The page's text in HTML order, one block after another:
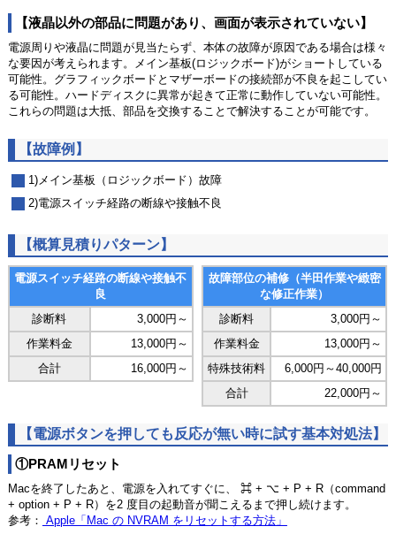
【液晶以外の部品に問題があり、画面が表示されていない】
電源周りや液晶に問題が見当たらず、本体の故障が原因である場合は様々
な要因が考えられます。メイン基板(ロジックボード)がショートしている
可能性。グラフィックボードとマザーボードの接続部が不良を起こしてい
る可能性。ハードディスクに異常が起きて正常に動作していない可能性。
これらの問題は大抵、部品を交換することで解決することが可能です。
【故障例】
1)メイン基板（ロジックボード）故障
2)電源スイッチ経路の断線や接触不良
【概算見積りパターン】
電源スイッチ経路の断線や接触不
良
診断料
3,000円～
作業料金
13,000円～
合計
16,000円～
故障部位の補修（半田作業や緻密
な修正作業）
診断料
3,000円～
作業料金
13,000円～
特殊技術料
6,000円～40,000円
合計
22,000円～
【電源ボタンを押しても反応が無い時に試す基本対処法】
①PRAMリセット
Macを終了したあと、電源を入れてすぐに、 ⌘ + ⌥ + P + R（command
+ option + P + R）を2 度目の起動音が聞こえるまで押し続けます。
参考： Apple「Mac の NVRAM をリセットする方法」